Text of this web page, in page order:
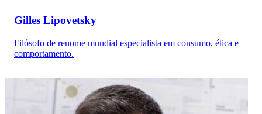
Gilles Lipovetsky
Filósofo de renome mundial especialista em consumo, ética e
comportamento.